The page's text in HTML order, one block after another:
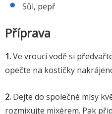
Sůl, pepř
Příprava
1.Ve vroucí vodě si
opečte na kostičky
2. Dejte do společné mísy
rozmixujte mixérem. Pak